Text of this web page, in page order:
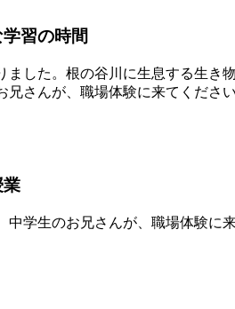
習の時間
ました。根の谷川に生息する生き
さんが、職場体験に来てください
中学生のお兄さんが、職場体験に